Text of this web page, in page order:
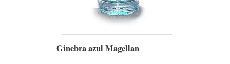
Ginebra azul Magellan